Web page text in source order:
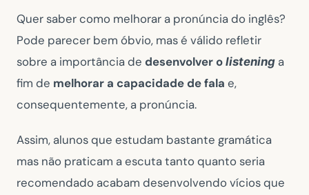
Quer saber como melhorar a pronúncia do inglês?
Pode parecer bem óbvio, mas é válido refletir
sobre a importância de desenvolver o listening a
fim de melhorar a capacidade de fala e,
consequentemente, a pronúncia.
Assim, alunos que estudam bastante gramática
mas não praticam a escuta tanto quanto seria
recomendado acabam desenvolvendo vícios que